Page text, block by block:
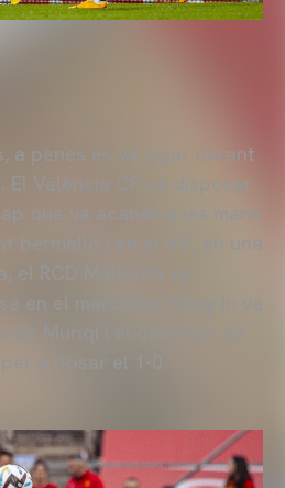
a penes es va jugar durant
El València CF va disposar
que va acabar a les mans
i en el 64’, en una
el RCD Mallorca va
en el marcador. Kang In va
Muriqi i el davanter va
a posar el 1-0.